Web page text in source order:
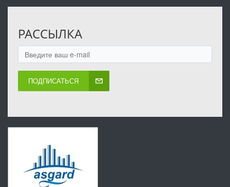
РАССЫЛКА
ПОДПИСАТЬСЯ